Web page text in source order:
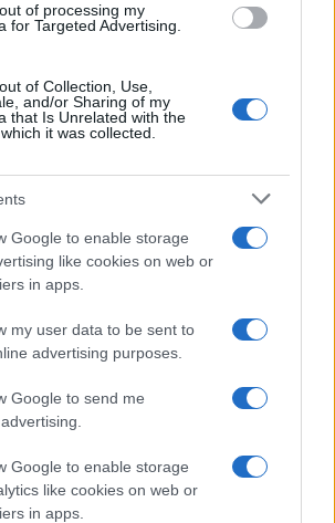
of processing my
for Targeted Advertising.
of Collection, Use,
and/or Sharing of my
that Is Unrelated with the
it was collected.
Google to enable storage
like cookies on web or
in apps.
my user data to be sent to
advertising purposes.
Google to send me
Google to enable storage
like cookies on web or
in apps.
perfette con il metodo gym lips